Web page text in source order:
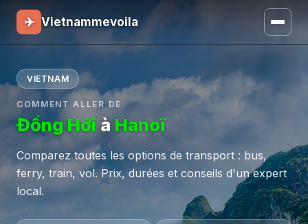
✈ Vietnammevoila
VIETNAM
COMMENT ALLER DE
Đồng Hới à Hanoï
Comparez toutes les options de transport : bus,
ferry, train, vol. Prix, durées et conseils d'un expert
local.